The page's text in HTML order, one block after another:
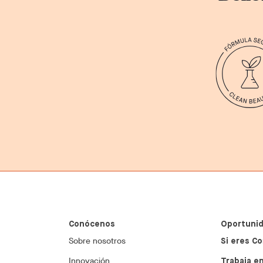
Conócenos
Sobre nosotros
Innovación
Si eres
Trabaja en